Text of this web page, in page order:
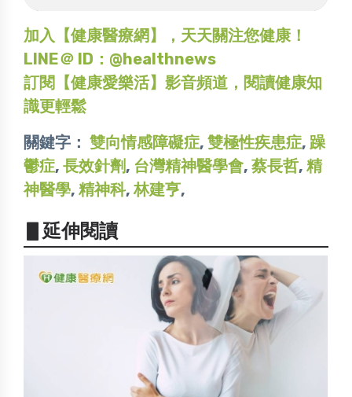
加入【健康醫療網】，天天關注您健康！
LINE＠ ID：@healthnews
訂閱【健康愛樂活】影音頻道，閱讀健康知
識更輕鬆
關鍵字： 雙向情感障礙症, 雙極性疾患症, 躁
鬱症, 長效針劑, 台灣精神醫學會, 蔡長哲, 精
神醫學, 精神科,林建亨,
▋延伸閱讀